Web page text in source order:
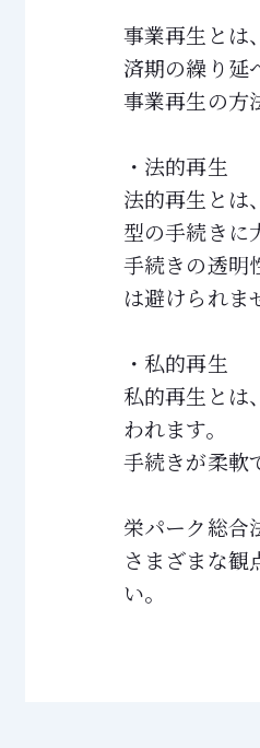
事業再生とは
済期の繰り延
事業再生の方
・法的再生
法的再生とは
型の手続きに
手続きの透明
は避けられま
・私的再生
私的再生とは
われます。
手続きが柔軟
栄パーク総合
さまざまな観
い。